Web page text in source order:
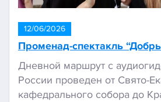
12/06/2026
Променад-спектакль
Дневной маршрут с
России проведен от Свято-
кафедрального собора до